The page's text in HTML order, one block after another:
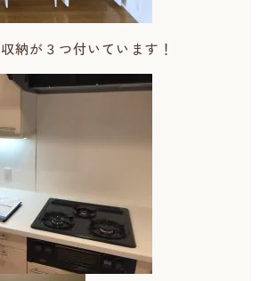
納が３つ付いています！